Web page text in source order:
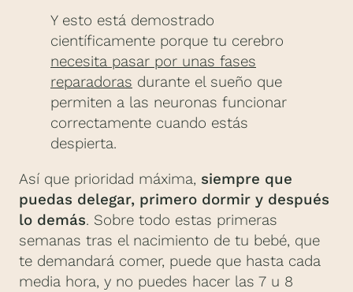
Y esto está demostrado
científicamente porque tu cerebro
necesita pasar por unas fases
reparadoras durante el sueño que
permiten a las neuronas funcionar
correctamente cuando estás
despierta.
Así que prioridad máxima, siempre que
puedas delegar, primero dormir y después
lo demás. Sobre todo estas primeras
semanas tras el nacimiento de tu bebé, que
te demandará comer, puede que hasta cada
media hora, y no puedes hacer las 7 u 8